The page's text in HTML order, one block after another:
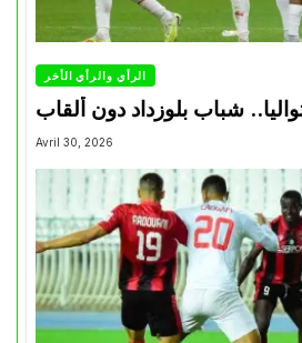
الرأي والرأي الأخر
شباب بلوزداد دون ألقاب
Avril 30, 2026